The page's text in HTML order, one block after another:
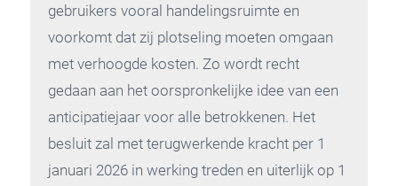
gebruikers vooral handelingsruimte en
voorkomt dat zij plotseling moeten omgaan
met verhoogde kosten. Zo wordt recht
gedaan aan het oorspronkelijke idee van een
anticipatiejaar voor alle betrokkenen. Het
besluit zal met terugwerkende kracht per 1
januari 2026 in werking treden en uiterlijk op 1